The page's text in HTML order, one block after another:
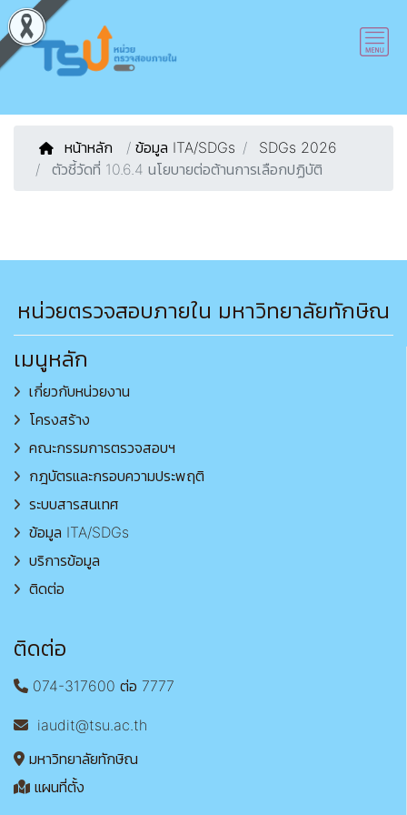
หน้าหลัก / ข้อมูล ITA/SDGs
SDGs 2026
ตัวชี้วัดที่ 10.6.4 นโยบายต่อต้านการเลือกปฏิบัติ
หน่วยตรวจสอบภายใน มหาวิทยาลัยทักษิณ
เมนูหลัก
เกี่ยวกับหน่วยงาน
โครงสร้าง
คณะกรรมการตรวจสอบฯ
กฎบัตรและกรอบความประพฤติ
ระบบสารสนเทศ
ข้อมูล ITA/SDGs
บริการข้อมูล
ติดต่อ
ติดต่อ
074-317600 ต่อ 7777
iaudit@tsu.ac.th
มหาวิทยาลัยทักษิณ
แผนที่ตั้ง